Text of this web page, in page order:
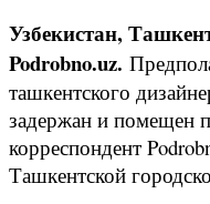
Узбекистан,
Podrobno.uz.
ташкентского
задержан и помещен
корреспондент
Ташкентской